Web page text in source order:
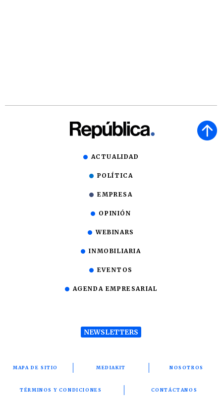
ACTUALIDAD
POLÍTICA
EMPRESA
OPINIÓN
WEBINARS
INMOBILIARIA
EVENTOS
AGENDA EMPRESARIAL
NEWSLETTERS
MAPA DE SITIO MEDIAKIT NOSOTROS
TÉRMINOS Y CONDICIONES CONTÁCTANOS